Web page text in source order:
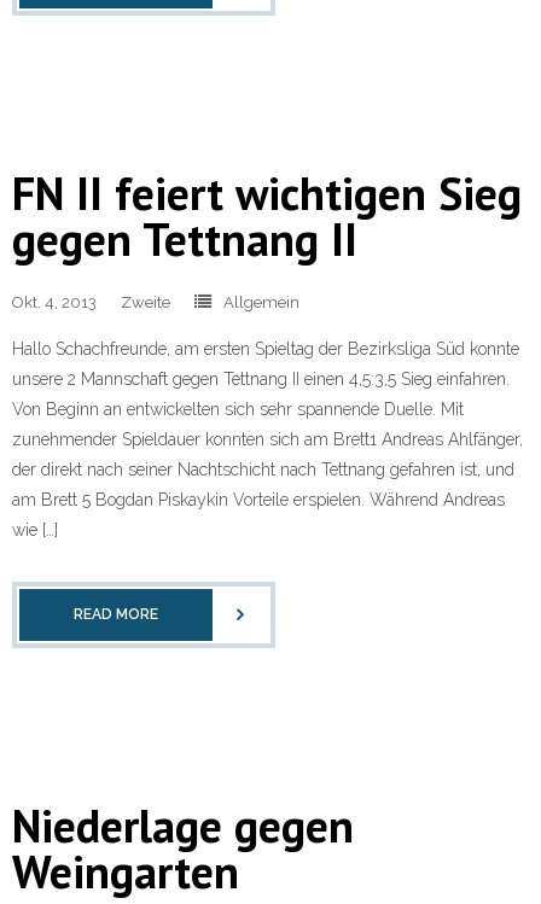
FN II feiert wichtigen Sieg
gegen Tettnang II
Okt. 4, 2013 Zweite Allgemein
Hallo Schachfreunde, am ersten Spieltag der Bezirksliga Süd konnte
unsere 2 Mannschaft gegen Tettnang II einen 4,5:3,5 Sieg einfahren.
Von Beginn an entwickelten sich sehr spannende Duelle. Mit
zunehmender Spieldauer konnten sich am Brett1 Andreas Ahlfänger,
der direkt nach seiner Nachtschicht nach Tettnang gefahren ist, und
am Brett 5 Bogdan Piskaykin Vorteile erspielen. Während Andreas
wie […]
READ MORE
Niederlage gegen
Weingarten